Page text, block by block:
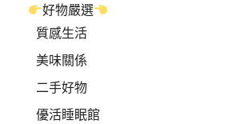
好物嚴選
質感生活
美味關係
二手好物
優活睡眠館